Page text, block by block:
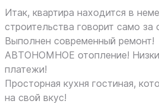
Итак, квартира находится в
строительства говорит само за
Выполнен современный ремонт!
АВТОНОМНОЕ отопление!
платежи!
Просторная кухня гостиная,
на свой вкус!